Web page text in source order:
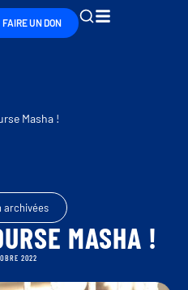
FAIRE UN DON
Masha !
archivées
MASHA !
2022